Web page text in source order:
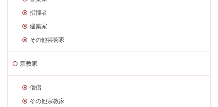
指揮者
建築家
その他芸術家
宗教家
僧侶
その他宗教家